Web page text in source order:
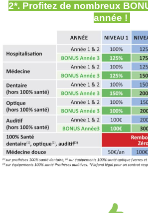
2*. Profitez de nombreux
année !